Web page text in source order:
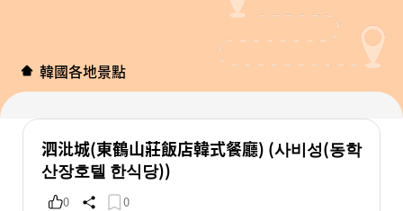
韓國各地景點
泗沘城(東鶴山莊飯店韓式餐廳) (사비성(동학
산장호텔 한식당))
0 0